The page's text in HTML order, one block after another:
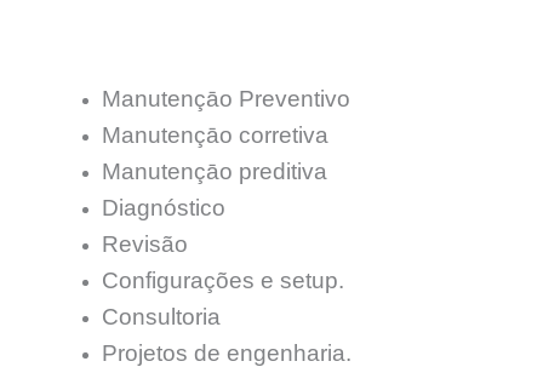
Manutençāo Preventivo
Manutençāo corretiva
Manutençāo preditiva
Diagnóstico
Revisão
Configurações e setup.
Consultoria
Projetos de engenharia.